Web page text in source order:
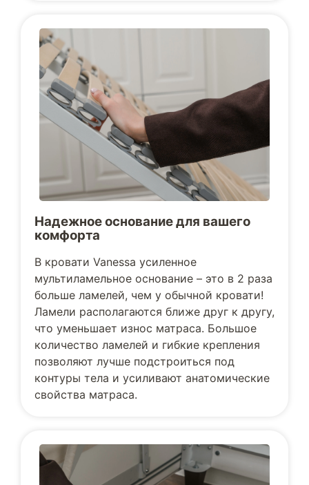
Надежное основание для вашего
комфорта
В кровати Vanessa усиленное
мультиламельное основание – это в 2 раза
больше ламелей, чем у обычной кровати!
Ламели располагаются ближе друг к другу,
что уменьшает износ матраса. Большое
количество ламелей и гибкие крепления
позволяют лучше подстроиться под
контуры тела и усиливают анатомические
свойства матраса.